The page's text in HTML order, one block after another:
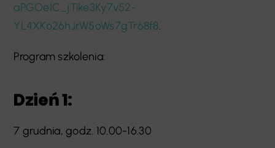
aPGOeIC_jTike3Ky7v52-
YL4XKo26hJrW5oWs7gTr68f8.
Program szkolenia:
Dzień 1:
7 grudnia, godz. 10.00-16.30